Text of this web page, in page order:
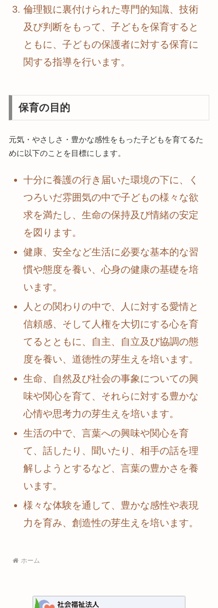
倫理観に裏付けられた専門的知識、技術
及び判断をもって、子どもを保育すると
ともに、子どもの保護者に対する保育に
関する指導を行います。
保育の目的
元気・やさしさ・豊かな感性をもった子どもを育てるた
めに以下のことを目標にします。
十分に養護の行き届いた環境の下に、く
つろいだ雰囲気の中で子どもの様々な欲
求を満たし、生命の保持及び情緒の安定
を図ります。
健康、安全など生活に必要な基本的な習
慣や態度を養い、心身の健康の基礎を培
います。
人との関わりの中で、人に対する愛情と
信頼感、そして人権を大切にする心を育
てるとともに、自主、自立及び協調の態
度を養い、道徳性の芽生えを培います。
生命、自然及び社会の事象についての興
味や関心を育て、それらに対する豊かな
心情や思考力の芽生えを培います。
生活の中で、言葉への興味や関心を育
て、話したり、聞いたり、相手の話を理
解しようとするなど、言葉の豊かさを養
います。
様々な体験を通して、豊かな感性や表現
力を育み、創造性の芽生えを培います。
ホーム